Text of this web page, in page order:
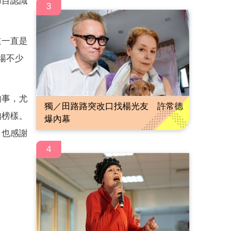
直是
不少
，尤
樣。
感謝
3
獨／田路路突改口找楊光友 許常德
爆內幕
4